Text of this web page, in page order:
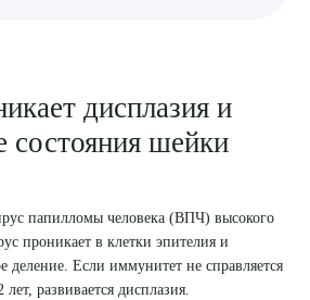
дисплазия и
состояния шейки
папилломы человека (ВПЧ) высокого
проникает в клетки эпителия и
деление. Если иммунитет не справляется
развивается дисплазия.